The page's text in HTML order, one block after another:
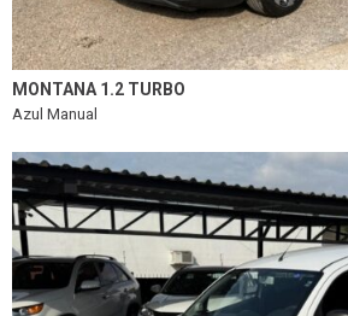
MONTANA 1.2 TURBO
Azul Manual